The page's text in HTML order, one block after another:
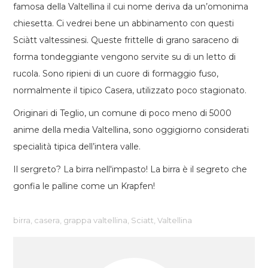
famosa della Valtellina il cui nome deriva da un’omonima
chiesetta. Ci vedrei bene un abbinamento con questi
Sciàtt valtessinesi. Queste frittelle di grano saraceno di
forma tondeggiante vengono servite su di un letto di
rucola. Sono ripieni di un cuore di formaggio fuso,
normalmente il tipico Casera, utilizzato poco stagionato.
Originari di Teglio, un comune di poco meno di 5000
anime della media Valtellina, sono oggigiorno considerati
specialità tipica dell’intera valle.
Il sergreto? La birra nell'impasto! La birra è il segreto che
gonfia le palline come un Krapfen!
birra casera grappa valtellina Sciatt ,Valtellina